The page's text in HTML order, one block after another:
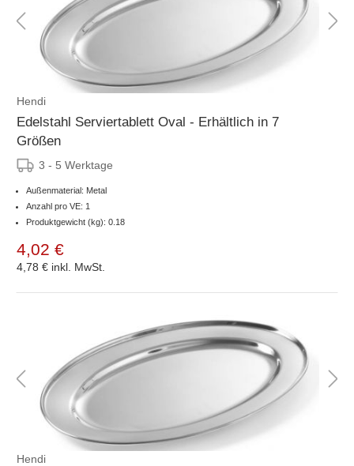
Hendi
Edelstahl Serviertablett Oval - Erhältlich in 7
Größen
3 - 5 Werktage
Außenmaterial: Metal
Anzahl pro VE: 1
Produktgewicht (kg): 0.18
4,02 €
4,78 € inkl. MwSt.
Hendi